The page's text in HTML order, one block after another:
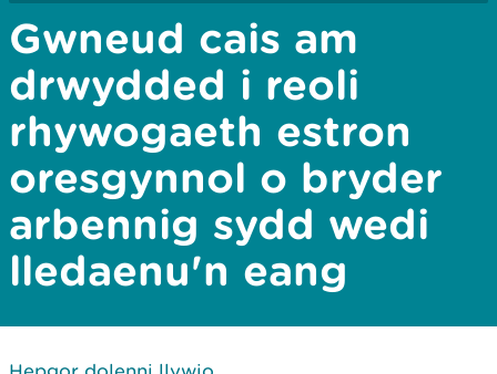
Gwneud cais am
drwydded i reoli
rhywogaeth estron
oresgynnol o bryder
arbennig sydd wedi
lledaenu'n eang